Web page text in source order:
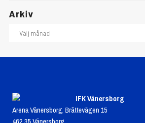
Arkiv
IFK Vänersborg
Arena Vänersborg, Brättevägen 15